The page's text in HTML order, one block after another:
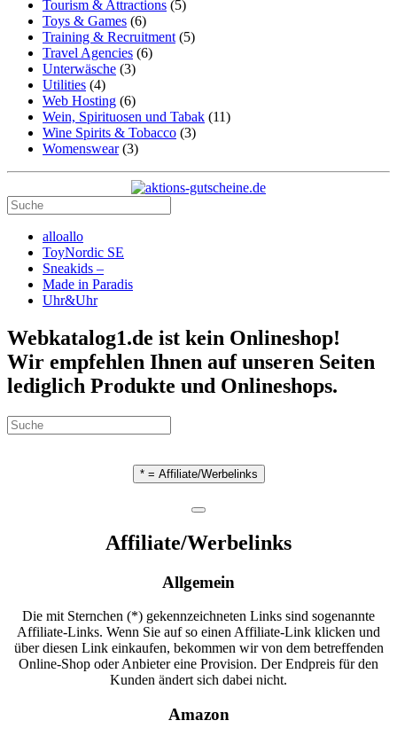
Tourism & Attractions (5)
Toys & Games (6)
Training & Recruitment (5)
Travel Agencies (6)
Unterwäsche (3)
Utilities (4)
Web Hosting (6)
Wein, Spirituosen und Tabak (11)
Wine Spirits & Tobacco (3)
Womenswear(3)
alloallo
ToyNordic SE
Sneakids –
Made in Paradis
Uhr&Uhr
Webkatalog1.de ist kein Onlineshop!
Wir empfehlen Ihnen auf unseren Seiten
lediglich Produkte und Onlineshops.
* = Affiliate/Werbelinks
Affiliate/Werbelinks
Allgemein
Die mit Sternchen (*) gekennzeichneten Links sind sogenannte
Affiliate-Links. Wenn Sie auf so einen Affiliate-Link klicken und
über diesen Link einkaufen, bekommen wir von dem betreffenden
Online-Shop oder Anbieter eine Provision. Der Endpreis für den
Kunden ändert sich dabei nicht.
Amazon